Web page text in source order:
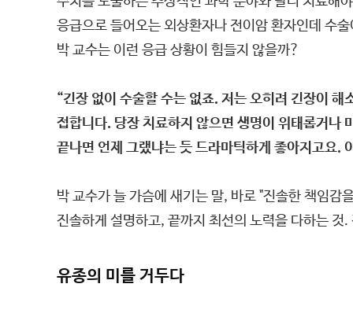
응급으로 들어오는 외상환자나 전이암 환자인데 수
박 교수는 이런 응급 상황이 힘들지 않을까?
“긴장 없이 수술할 수는 없죠. 저는 오히려 긴장이
접합니다. 당장 치료하지 않으면 생명이 위태롭거나
끝나면 언제 그랬냐는 듯 드라마틱하게 좋아지고요.
박 교수가 늘 가슴에 새기는 말, 바로 "진솔한 책임감
진솔하게 설명하고, 끝까지 최선의 노력을 다하는
유종의 미를 거두다